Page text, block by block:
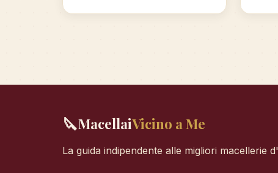
🔪MacellaiVicino a Me
La guida indipendente alle migliori macellerie